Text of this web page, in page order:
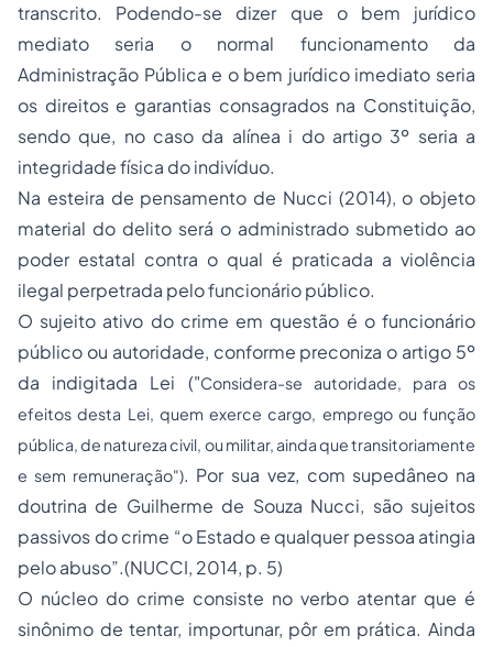
transcrito. Podendo-se dizer que o bem jurídico
mediato seria o normal funcionamento da
Administração Pública e o bem jurídico imediato seria
os direitos e garantias consagrados na Constituição,
sendo que, no caso da alínea i do artigo 3º seria a
integridade física do indivíduo.
Na esteira de pensamento de Nucci (2014), o objeto
material do delito será o administrado submetido ao
poder estatal contra o qual é praticada a violência
ilegal perpetrada pelo funcionário público.
O sujeito ativo do crime em questão é o funcionário
público ou autoridade, conforme preconiza o artigo 5º
da indigitada Lei ("Considera-se autoridade, para os
efeitos desta Lei, quem exerce cargo, emprego ou função
pública, de natureza civil, ou militar, ainda que transitoriamente
e sem remuneração"). Por sua vez, com supedâneo na
doutrina de Guilherme de Souza Nucci, são sujeitos
passivos do crime “o Estado e qualquer pessoa atingia
pelo abuso”.(NUCCI, 2014, p. 5)
O núcleo do crime consiste no verbo atentar que é
sinônimo de tentar, importunar, pôr em prática. Ainda